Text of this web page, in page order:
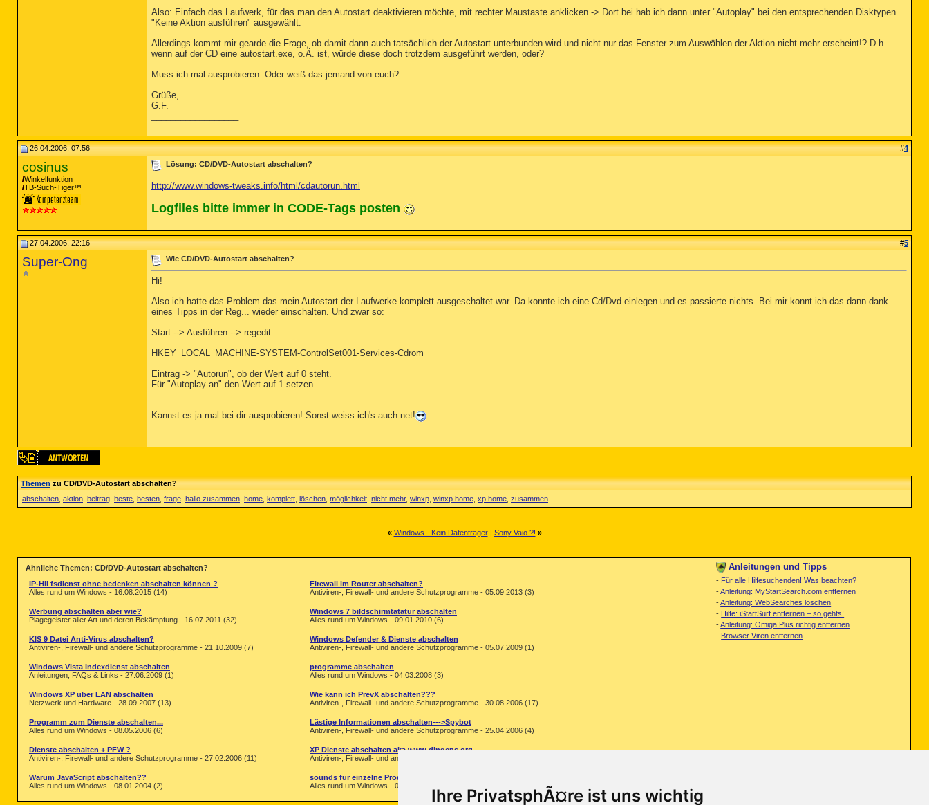
Ihre PrivatsphÃ¤re ist uns wichtig
Also: Einfach das Laufwerk, für das man den Autostart deaktivieren möchte, mit rechter Maustaste anklicken -> Dort bei hab ich dann unter "Autoplay" bei den entsprechenden Disktypen
"Keine Aktion ausführen" ausgewählt.
Allerdings kommt mir gearde die Frage, ob damit dann auch tatsächlich der Autostart unterbunden wird und nicht nur das Fenster zum Auswählen der Aktion nicht mehr erscheint!? D.h.
wenn auf der CD eine autostart.exe, o.Ä. ist, würde diese doch trotzdem ausgeführt werden, oder?
Muss ich mal ausprobieren. Oder weiß das jemand von euch?
Grüße,
G.F.
26.04.2006, 07:56 #4
cosinus
Winkelfunktion
TB-Süch-Tiger™
Lösung: CD/DVD-Autostart abschalten?
http://www.windows-tweaks.info/html/cdautorun.html
Logfiles bitte immer in CODE-Tags posten
27.04.2006, 22:16 #5
Super-Ong Wie CD/DVD-Autostart abschalten?
Hi!
Also ich hatte das Problem das mein Autostart der Laufwerke komplett ausgeschaltet war. Da konnte ich eine Cd/Dvd einlegen und es passierte nichts. Bei mir konnt ich das dann dank
eines Tipps in der Reg... wieder einschalten. Und zwar so:
Start --> Ausführen --> regedit
HKEY_LOCAL_MACHINE-SYSTEM-ControlSet001-Services-Cdrom
Eintrag -> "Autorun", ob der Wert auf 0 steht.
Für "Autoplay an" den Wert auf 1 setzen.
Kannst es ja mal bei dir ausprobieren! Sonst weiss ich's auch net!
Themenzu CD/DVD-Autostart abschalten?
abschalten aktion beitrag beste besten frage hallo zusammen home komplett löschen möglichkeit nicht mehr, winxp winxp home xp home zusammen
« Windows - Kein Datenträger| Sony Vaio ?! »
Ähnliche Themen: CD/DVD-Autostart abschalten?
IP-Hil fsdienst ohne bedenken abschalten können ?
Alles rund um Windows - 16.08.2015 (14)
Firewall im Router abschalten?
Antiviren-, Firewall- und andere Schutzprogramme - 05.09.2013 (3)
Werbung abschalten aber wie?
Plagegeister aller Art und deren Bekämpfung - 16.07.2011 (32)
Windows 7 bildschirmtatatur abschalten
Alles rund um Windows - 09.01.2010 (6)
KIS 9 Datei Anti-Virus abschalten?
Antiviren-, Firewall- und andere Schutzprogramme - 21.10.2009 (7)
Windows Defender & Dienste abschalten
Antiviren-, Firewall- und andere Schutzprogramme - 05.07.2009 (1)
Windows Vista Indexdienst abschalten
Anleitungen, FAQs & Links - 27.06.2009 (1)
programme abschalten
Alles rund um Windows - 04.03.2008 (3)
Windows XP über LAN abschalten
Netzwerk und Hardware - 28.09.2007 (13)
Wie kann ich PrevX abschalten???
Antiviren-, Firewall- und andere Schutzprogramme - 30.08.2006 (17)
Programm zum Dienste abschalten...
Alles rund um Windows - 08.05.2006 (6)
Lästige Informationen abschalten--->Spybot
Antiviren-, Firewall- und andere Schutzprogramme - 25.04.2006 (4)
Dienste abschalten + PFW ?
Antiviren-, Firewall- und andere Schutzprogramme - 27.02.2006 (11)
XP Dienste abschalten aka www.dingens.org
Antiviren-, Firewall- und andere Schutzprogramme - 26.01.2005 (3)
Warum JavaScript abschalten??
Alles rund um Windows - 08.01.2004 (2)
sounds für einzelne Programme abschalten
Alles rund um Windows - 09.11.2003 (4)
Anleitungen und Tipps
- Für alle Hilfesuchenden! Was beachten?
-Anleitung: MyStartSearch.com entfernen
-Anleitung: WebSearches löschen
- Hilfe: iStartSurf entfernen – so gehts!
-Anleitung: Omiga Plus richtig entfernen
- Browser Viren entfernen